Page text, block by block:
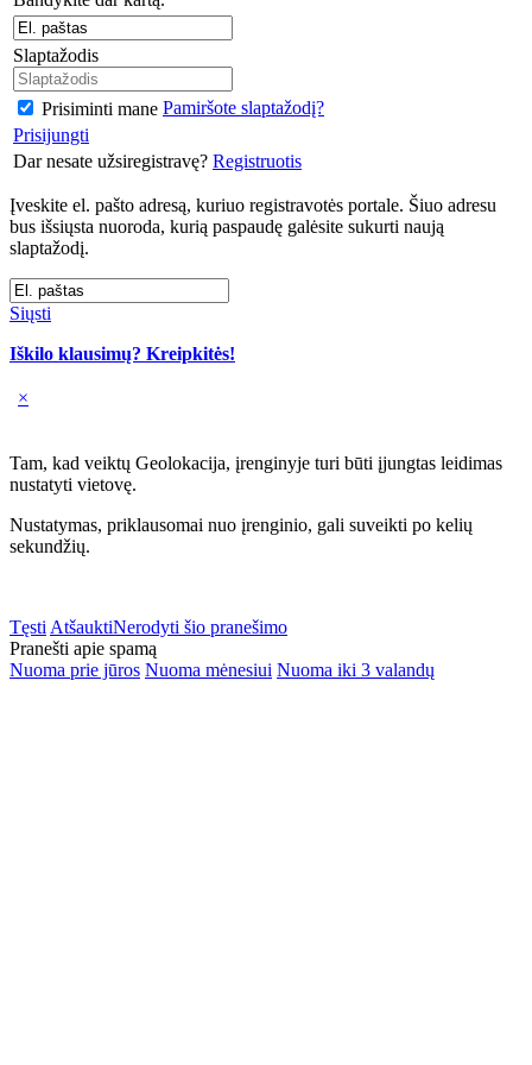
Slaptažodis
Prisiminti mane Pamiršote slaptažodį?
Prisijungti
Dar nesate užsiregistravę? Registruotis
Įveskite el. pašto adresą, kuriuo registravotės portale. Šiuo adresu
bus išsiųsta nuoroda, kurią paspaudę galėsite sukurti naują
slaptažodį.
Siųsti
Iškilo klausimų? Kreipkitės!
×
Tam, kad veiktų Geolokacija, įrenginyje turi būti įjungtas leidimas
nustatyti vietovę.
Nustatymas, priklausomai nuo įrenginio, gali suveikti po kelių
sekundžių.
Tęsti AtšauktiNerodyti šio pranešimo
Pranešti apie spamą
Nuoma prie jūros Nuoma mėnesiui Nuoma iki 3 valandų